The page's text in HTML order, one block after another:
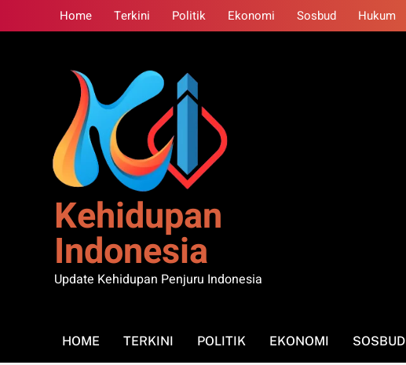
to
Home Terkini Politik Ekonomi Sosbud Hukum
Kehidupan
Indonesia
Update Kehidupan Penjuru Indonesia
HOME TERKINI POLITIK EKONOMI SOSBUD